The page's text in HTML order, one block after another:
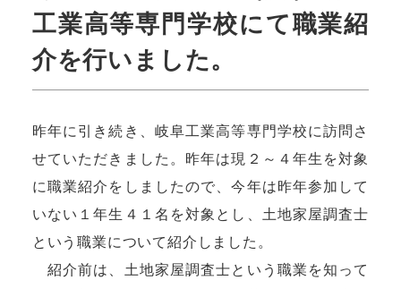
工業高等専門学校にて職業紹
介を行いました。
昨年に引き続き、岐阜工業高等専門学校に訪問さ
せていただきました。昨年は現２～４年生を対象
に職業紹介をしましたので、今年は昨年参加して
いない１年生４１名を対象とし、土地家屋調査士
という職業について紹介しました。
紹介前は、土地家屋調査士という職業を知って